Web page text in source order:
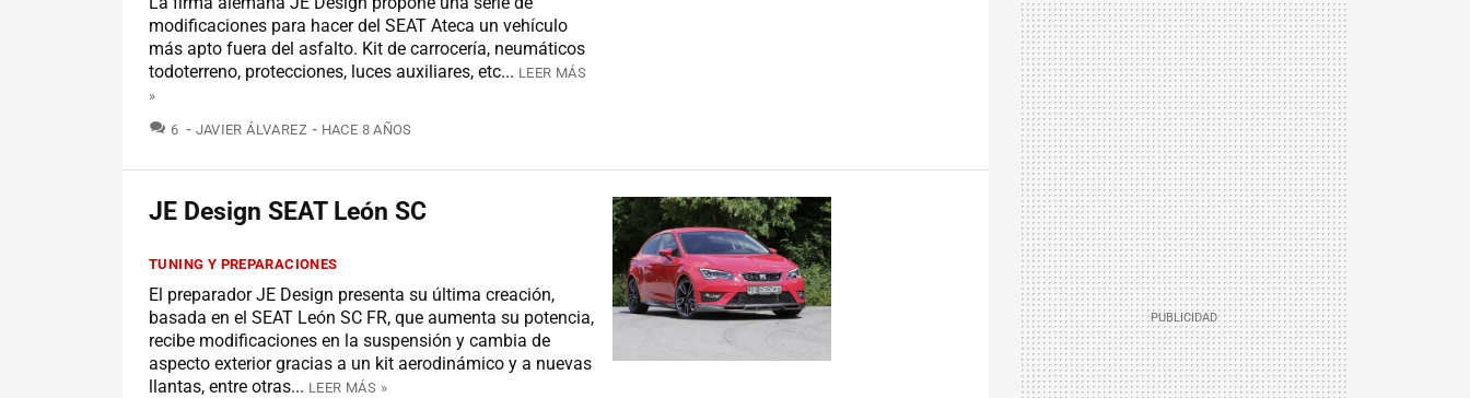
modificaciones para hacer del SEAT Ateca un vehículo
más apto fuera del asfalto. Kit de carrocería, neumáticos
todoterreno, protecciones, luces auxiliares, etc... LEER MÁS
»
6 COMENTARIOS
JAVIER ÁLVAREZ HACE 8 AÑOS
JE Design SEAT León SC
TUNING Y PREPARACIONES
El preparador JE Design presenta su última creación,
basada en el SEAT León SC FR, que aumenta su potencia,
recibe modificaciones en la suspensión y cambia de
aspecto exterior gracias a un kit aerodinámico y a nuevas
llantas, entre otras... LEER MÁS »